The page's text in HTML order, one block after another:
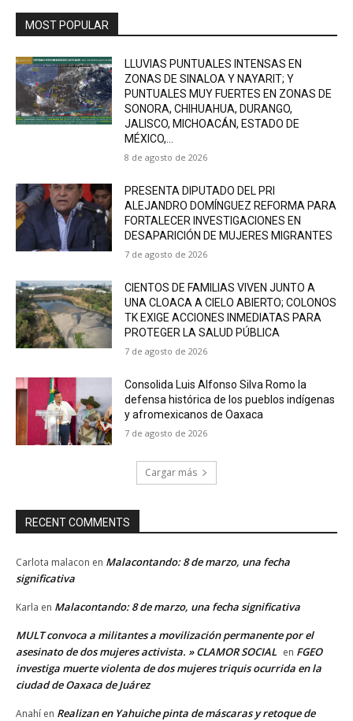
MOST POPULAR
LLUVIAS PUNTUALES INTENSAS EN
ZONAS DE SINALOA Y NAYARIT; Y
PUNTUALES MUY FUERTES EN ZONAS DE
SONORA, CHIHUAHUA, DURANGO,
JALISCO, MICHOACÁN, ESTADO DE
MÉXICO,...
8 de agosto de 2026
PRESENTA DIPUTADO DEL PRI
ALEJANDRO DOMÍNGUEZ REFORMA PARA
FORTALECER INVESTIGACIONES EN
DESAPARICIÓN DE MUJERES MIGRANTES
7 de agosto de 2026
CIENTOS DE FAMILIAS VIVEN JUNTO A
UNA CLOACA A CIELO ABIERTO; COLONOS
TK EXIGE ACCIONES INMEDIATAS PARA
PROTEGER LA SALUD PÚBLICA
7 de agosto de 2026
Consolida Luis Alfonso Silva Romo la
defensa histórica de los pueblos indígenas
y afromexicanos de Oaxaca
7 de agosto de 2026
Cargar más
RECENT COMMENTS
Carlota malacon en Malacontando: 8 de marzo, una fecha
significativa
Karla en Malacontando: 8 de marzo, una fecha significativa
MULT convoca a militantes a movilización permanente por el
asesinato de dos mujeres activista. » CLAMOR SOCIAL en FGEO
investiga muerte violenta de dos mujeres triquis ocurrida en la
ciudad de Oaxaca de Juárez
Anahí en Realizan en Yahuiche pinta de máscaras y retoque de